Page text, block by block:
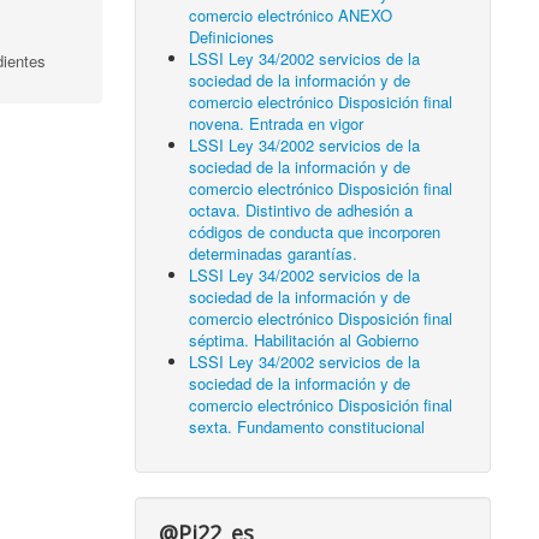
comercio electrónico ANEXO
Definiciones
LSSI Ley 34/2002 servicios de la
sociedad de la información y de
comercio electrónico Disposición final
novena. Entrada en vigor
LSSI Ley 34/2002 servicios de la
sociedad de la información y de
comercio electrónico Disposición final
octava. Distintivo de adhesión a
códigos de conducta que incorporen
determinadas garantías.
LSSI Ley 34/2002 servicios de la
sociedad de la información y de
comercio electrónico Disposición final
séptima. Habilitación al Gobierno
LSSI Ley 34/2002 servicios de la
sociedad de la información y de
comercio electrónico Disposición final
sexta. Fundamento constitucional
@Pi22_es